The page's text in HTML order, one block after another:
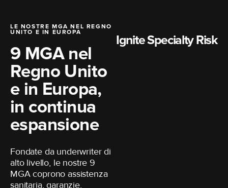
LE NOSTRE MGA NEL REGNO
UNITO E IN EUROPA
9 MGA nel
Regno Unito
e in Europa,
in continua
espansione
Fondate da underwriter di
alto livello, le nostre 9
MGA coprono assistenza
sanitaria, garanzie,
Ignite Specialty Risk